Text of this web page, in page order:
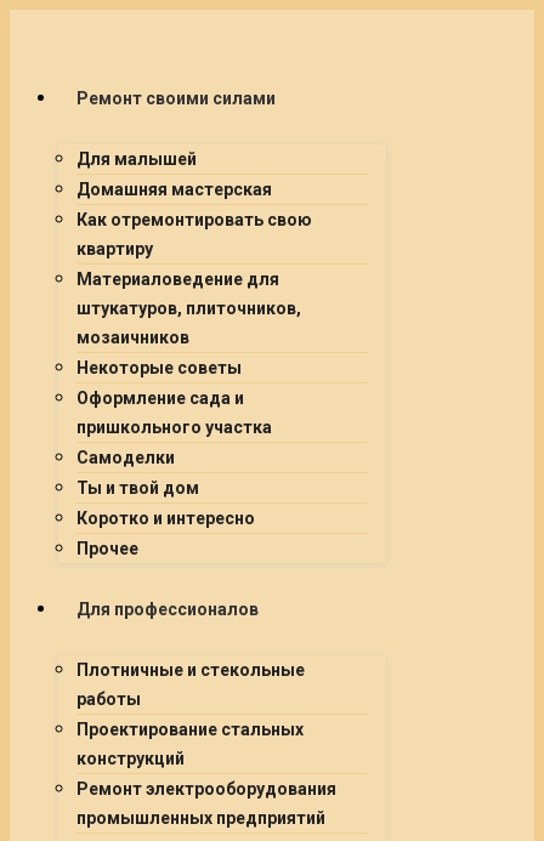
Ремонт своими силами
Для малышей
Домашняя мастерская
Как отремонтировать свою
квартиру
Материаловедение для
штукатуров, плиточников,
мозаичников
Некоторые советы
Оформление сада и
пришкольного участка
Самоделки
Ты и твой дом
Коротко и интересно
Прочее
Для профессионалов
Плотничные и стекольные
работы
Проектирование стальных
конструкций
Ремонт электрооборудования
промышленных предприятий